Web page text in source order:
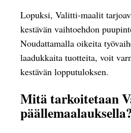
Lopuksi, Valitti-maalit
kestävän vaihtoehdon
Noudattamalla oikeita
laadukkaita tuotteita, voit
kestävän lopputuloksen.
Mitä tarkoitetaan